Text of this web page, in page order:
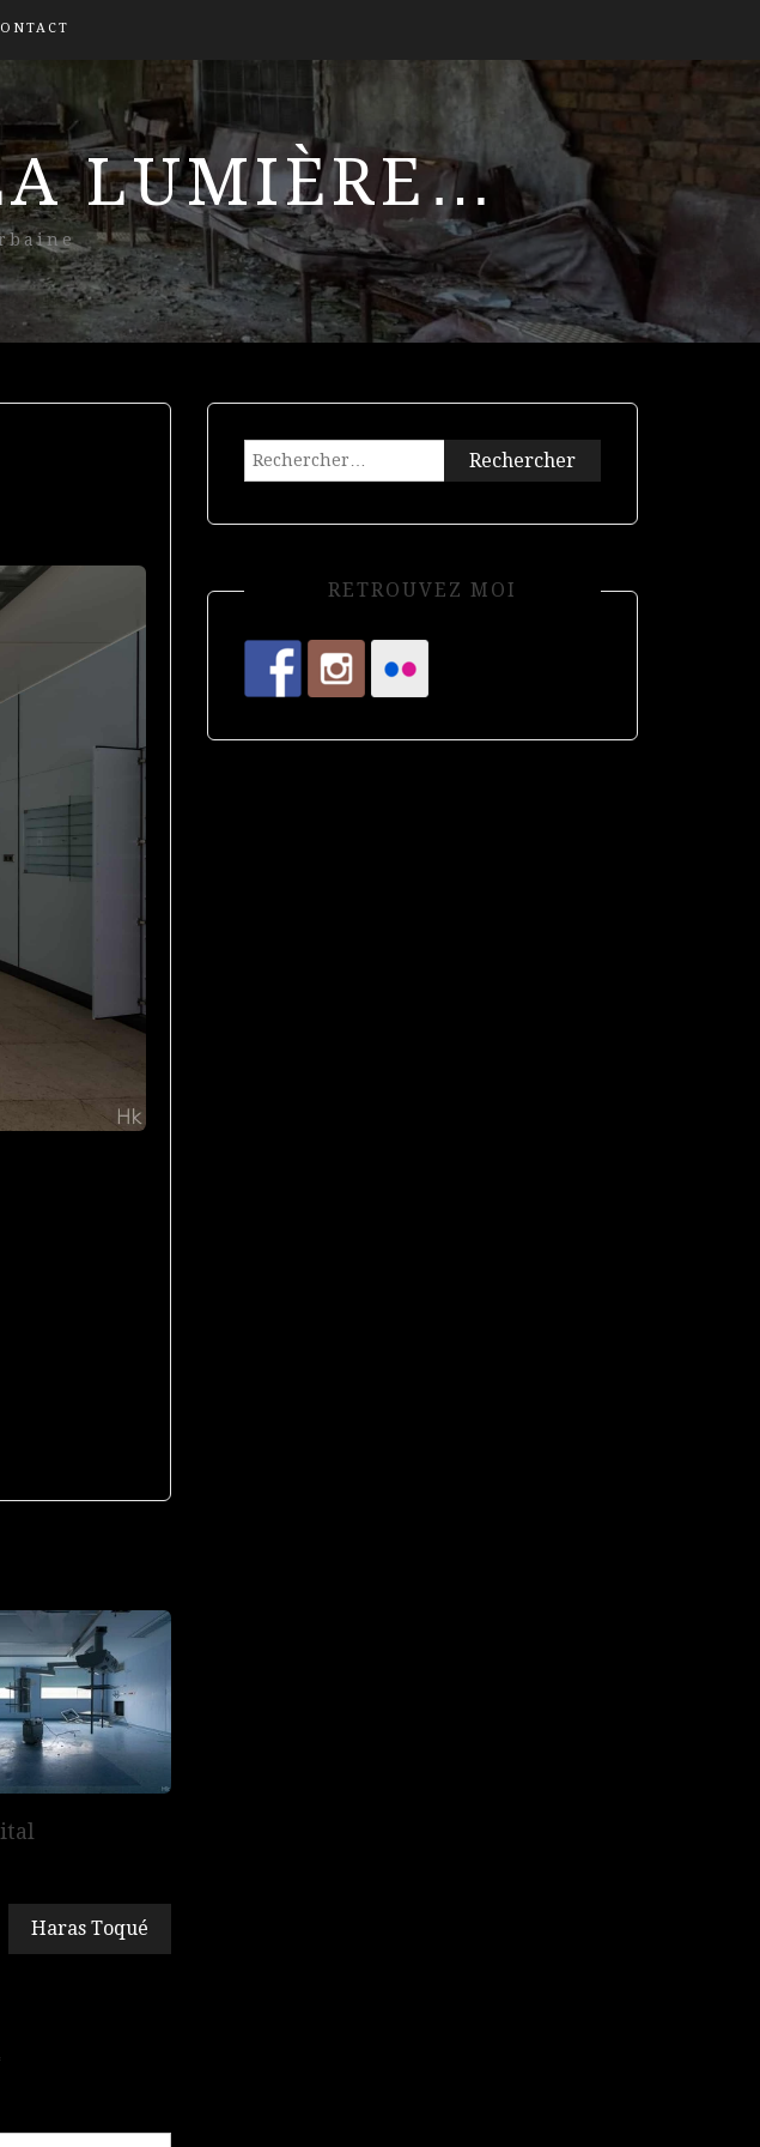
LUMIÈRE…
Haras Toqué
Rechercher :
RETROUVEZ MOI